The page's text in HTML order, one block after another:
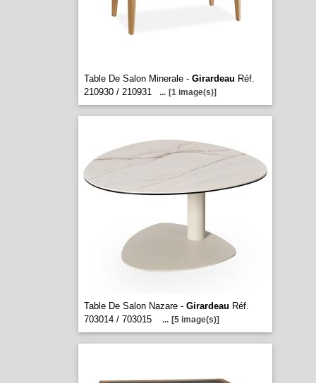
Table De Salon Minerale - Girardeau Réf.
210930 / 210931
... [1 image(s)]
Table De Salon Nazare - Girardeau Réf.
703014 / 703015
... [5 image(s)]